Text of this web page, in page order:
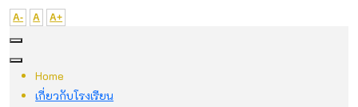
A- A A+
Home
เกี่ยวกับโรงเรียน